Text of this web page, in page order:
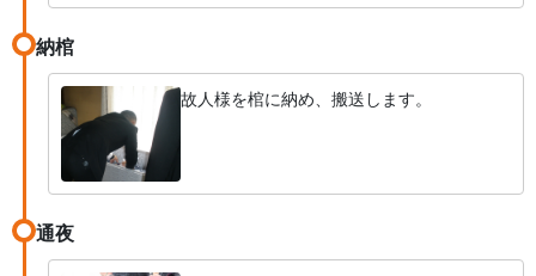
納棺
故人様を棺に納め、搬送します。
通夜